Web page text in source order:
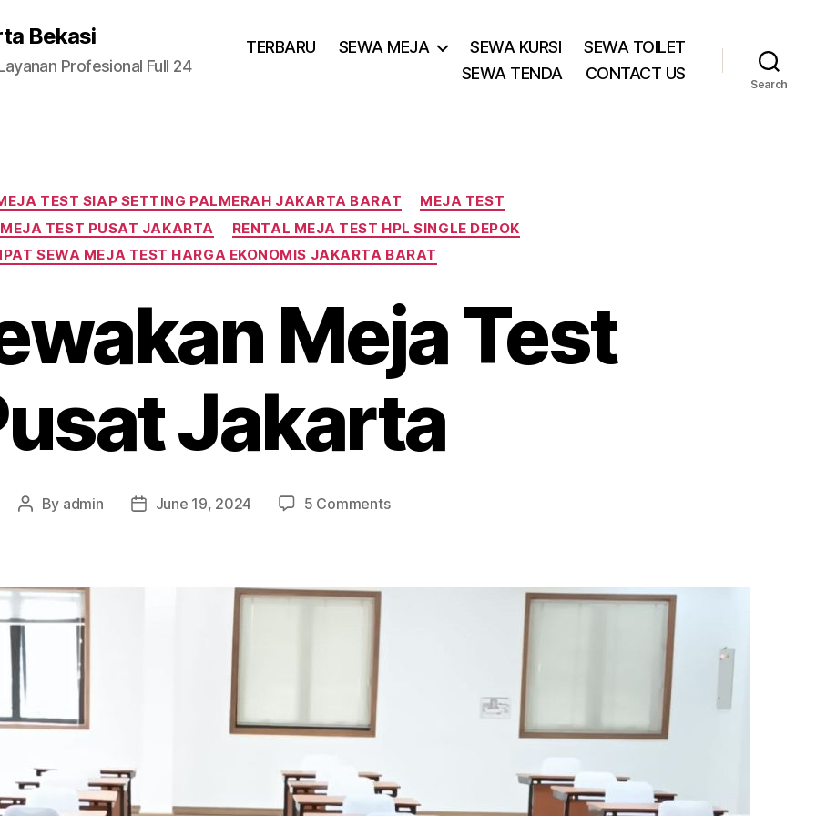
Bekasi
Profesional Full 24
TERBARU SEWA MEJA SEWA KURSI
SEWA TOILET
SEWA TENDA
CONTACT US
Search
Categories
TEST SIAP SETTING PALMERAH JAKARTA BARAT
MEJA TEST
TEST PUSAT JAKARTA
RENTAL MEJA TEST HPL SINGLE DEPOK
SEWA MEJA TEST HARGA EKONOMIS JAKARTA BARAT
Meja Test
Jakarta
Post
By admin
PostJune 19, 2024 5 Commentson
Pusat